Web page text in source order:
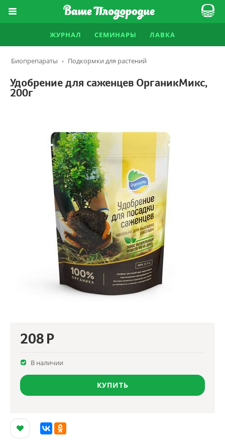
ЖУРНАЛ СЕМИНАРЫ ЛАВКА
Биопрепараты › Подкормки для растений
Удобрение для саженцев ОрганикМикс,
200г
208 Р
В наличии
КУПИТЬ